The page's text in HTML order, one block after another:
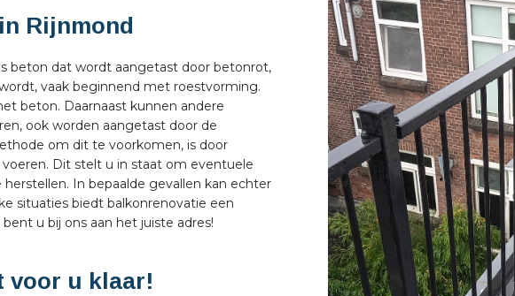
Rijnmond
beton dat wordt aangetast door betonrot,
vaak beginnend met roestvorming.
beton. Daarnaast kunnen andere
ook worden aangetast door de
om dit te voorkomen, is door
Dit stelt u in staat om eventuele
In bepaalde gevallen kan echter
situaties biedt balkonrenovatie een
u bij ons aan het juiste adres!
voor u klaar!